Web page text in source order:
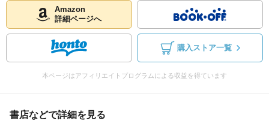
Amazon
詳細ページへ
購入ストア一覧
本ページはアフィリエイトプログラムによる収益を得ています
書店などで詳細を見る